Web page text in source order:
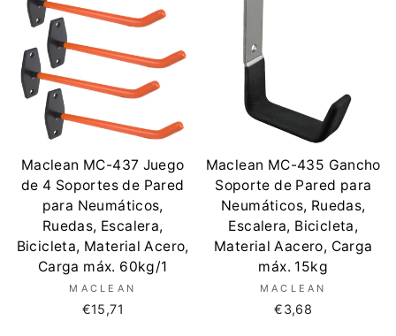
Maclean MC-437 Juego
de 4 Soportes de Pared
para Neumáticos,
Ruedas, Escalera,
Bicicleta, Material Acero,
Carga máx. 60kg/1
MACLEAN
€15,71
Maclean MC-435 Gancho
Soporte de Pared para
Neumáticos, Ruedas,
Escalera, Bicicleta,
Material Aacero, Carga
máx. 15kg
MACLEAN
€3,68